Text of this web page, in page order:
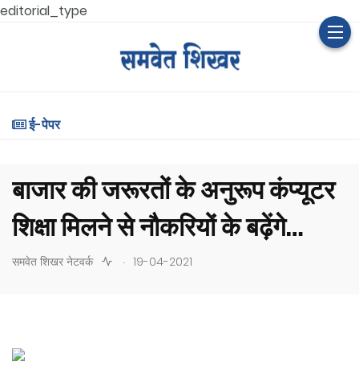
editorial_type
ई-पेपर
बाजार की जरूरतों के अनुरूप कंप्यूटर
शिक्षा मिलने से नौकरियों के बढ़ेंगे
अवसर
समवेत शिखर नेटवर्क . 19-04-2021